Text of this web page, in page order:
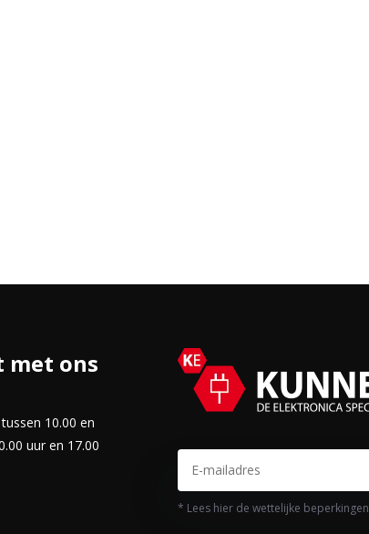
met ons
10.00 en
uur en 17.00
* Lees hier de wettelijke beperkingen